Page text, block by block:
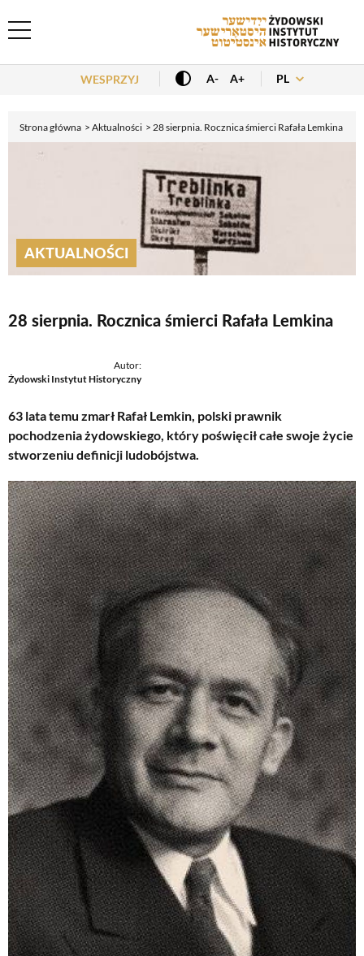
Header Menu
WESPRZYJ A- A+ PL
Strona główna Aktualności 28 sierpnia. Rocznica śmierci Rafała Lemkina
AKTUALNOŚCI
28 sierpnia. Rocznica śmierci Rafała Lemkina
Autor:
Żydowski Instytut Historyczny
63 lata temu zmarł Rafał Lemkin, polski prawnik
pochodzenia żydowskiego, który poświęcił całe swoje życie
stworzeniu definicji ludobójstwa.